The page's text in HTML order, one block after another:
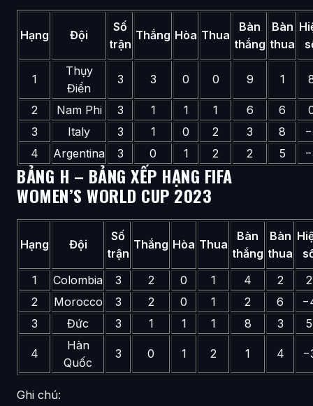
Hạng Đội
Số
trận
Thắng Hòa Thua
Bàn
thắng
Bàn
thua
1
Thụy
Điển
3 3 0 0 9 1
2 Nam Phi 3 1 1 1 6 6
3
Italy 3 1 0 2 3 8
4
Argentina 3 0 1 2 2 5
BẢNG H – BẢNG XẾP HẠNG FIFA
WOMEN’S WORLD CUP 2023
Hạng Đội
Số
trận
Thắng Hòa Thua
Bàn
thắng
Bàn
thua
1
Colombia 3 2 0 1 4 2
2
2
Morocco 3 2 0 1 2 6
3
Đức 3 1 1 1 8 3 5
4
Hàn
Quốc
3 0 1 2 1 4
Ghi chú: